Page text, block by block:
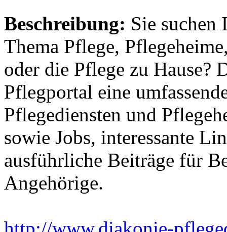
Beschreibung: Sie suchen
Thema Pflege,
oder die Pflege zu Hause?
Pflegportal eine
Pflegediensten und
sowie Jobs, interessante
ausführliche Beiträge für
Angehörige.